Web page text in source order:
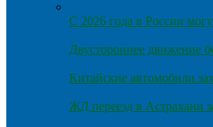
С 2026 года в России
Двустороннее движение
Китайские автомобили
ЖД переезд в Астрахани